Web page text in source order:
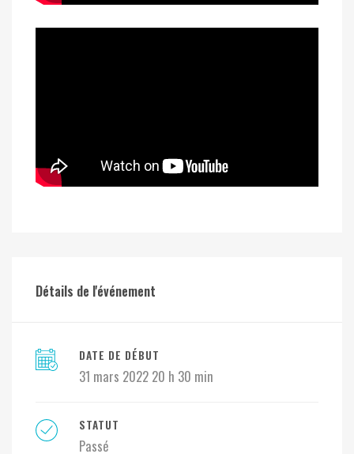
Détails de l'événement
DATE DE DÉBUT
31 mars 2022 20 h 30 min
STATUT
Passé